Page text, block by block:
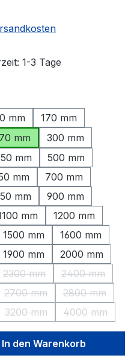
1-3 Tage
verfügbar.)
ist zurzeit nicht verfügbar.)
mm
170 mm
mm
300 mm
mm
500 mm
mm
700 mm
mm
900 mm
mm
1200 mm
1500 mm
1600 mm
1900 mm
2000 mm
nicht verfügbar.)
ist zurzeit nicht verfügbar.)
2300 mm
(Diese Option ist zurzeit
2400 mm
(Diese
nicht verfügbar.)
ist zurzeit nicht verfügbar.)
2700 mm
(Diese Option ist zurzeit
2800 mm
(Diese
nicht verfügbar.)
ist zurzeit nicht verfügbar.)
3200 mm
(Diese Option ist zurzeit
4000 mm
(Diese
den
In den Warenkorb